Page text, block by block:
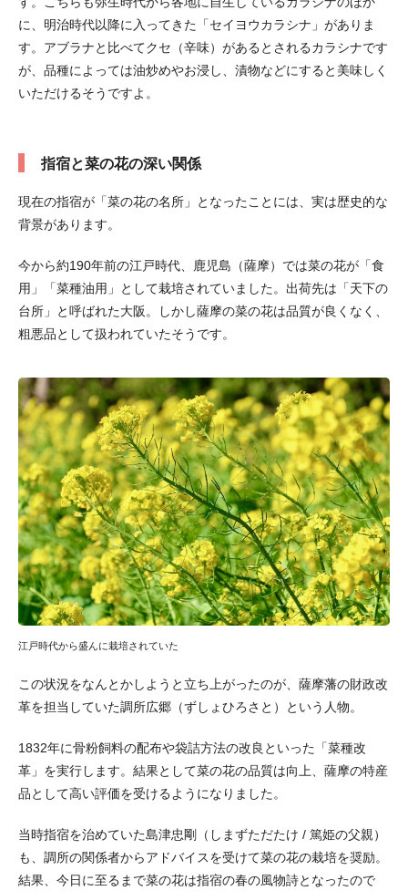
に、明治時代以降に入ってきた「セイヨウカラシナ」がありま
す。アブラナと比べてクセ（辛味）があるとされるカラシナです
が、品種によっては油炒めやお浸し、漬物などにすると美味しく
いただけるそうですよ。
指宿と菜の花の深い関係
現在の指宿が「菜の花の名所」となったことには、実は歴史的な
背景があります。
今から約190年前の江戸時代、鹿児島（薩摩）では菜の花が「食
用」「菜種油用」として栽培されていました。出荷先は「天下の
台所」と呼ばれた大阪。しかし薩摩の菜の花は品質が良くなく、
粗悪品として扱われていたそうです。
江戸時代から盛んに栽培されていた
この状況をなんとかしようと立ち上がったのが、薩摩藩の財政改
革を担当していた調所広郷（ずしょひろさと）という人物。
1832年に骨粉飼料の配布や袋詰方法の改良といった「菜種改
革」を実行します。結果として菜の花の品質は向上、薩摩の特産
品として高い評価を受けるようになりました。
当時指宿を治めていた島津忠剛（しまずただたけ / 篤姫の父親）
も、調所の関係者からアドバイスを受けて菜の花の栽培を奨励。
結果、今日に至るまで菜の花は指宿の春の風物詩となったので